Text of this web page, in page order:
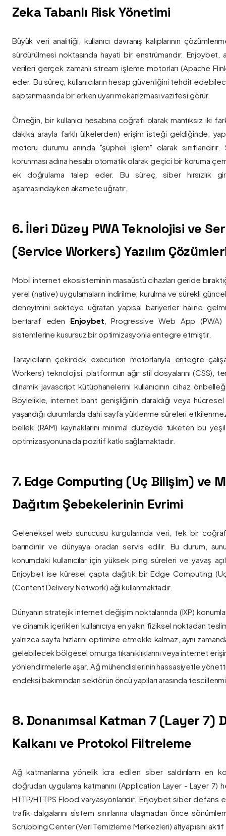
Zeka Tabanlı Risk Yönetimi
Büyük veri analitiği, kullanıcı davranış kalıplarının
sürdürülmesi noktasında hayati bir enstrümandır. Enjoybet,
verileri gerçek zamanlı stream işleme motorları (Apache Flink
eder. Bu süreç, kullanıcıların hesap güvenliğini tehdit
saptanmasında bir erken uyarı mekanizması vazifesi görür.
Örneğin, bir kullanıcı hesabına coğrafi olarak mantıksız iki
dakika arayla farklı ülkelerden) erişim isteği geldiğinde,
motoru durumu anında "şüpheli işlem" olarak sınıflandırır.
korunması adına hesabı otomatik olarak geçici bir koruma
ek doğrulama talep eder. Bu süreç, siber hırsızlık
aşamasındayken akamete uğratır.
6. İleri Düzey PWA Teknolojisi ve
(Service Workers) Yazılım
Mobil internet ekosisteminin masaüstü cihazları geride
yerel (native) uygulamaların indirilme, kurulma ve sürekli
deneyimini sekteye uğratan yapısal bariyerler haline
bertaraf eden Enjoybet , Progressive Web App (PWA)
sistemlerine kusursuz bir optimizasyonla entegre etmiştir.
Tarayıcıların çekirdek execution motorlarıyla entegre
Workers) teknolojisi, platformun ağır stil dosyalarını (CSS),
dinamik javascript kütüphanelerini kullanıcının cihaz
Böylelikle, internet bant genişliğinin daraldığı veya
yaşandığı durumlarda dahi sayfa yüklenme süreleri
bellek (RAM) kaynaklarını minimal düzeyde tüketen bu yeşil
optimizasyonuna da pozitif katkı sağlamaktadır.
7. Edge Computing (Uç Bilişim) ve
Dağıtım Şebekelerinin Evrimi
Geleneksel web sunucusu kurgularında veri, tek bir
barındırılır ve dünyaya oradan servis edilir. Bu durum,
konumdaki kullanıcılar için yüksek ping süreleri ve yavaş
Enjoybet ise küresel çapta dağıtık bir Edge Computing
(Content Delivery Network) ağı kullanmaktadır.
Dünyanın stratejik internet değişim noktalarında (IXP)
ve dinamik içerikleri kullanıcıya en yakın fiziksel noktadan
yalnızca sayfa hızlarını optimize etmekle kalmaz, aynı
gelebilecek bölgesel omurga tıkanıklıklarını veya internet
yönlendirmelerle aşar. Ağ mühendislerinin hassasiyetle
endeksi bakımından sektörün öncü yapıları arasında
8. Donanımsal Katman 7 (Layer 7)
Kalkanı ve Protokol Filtreleme
Ağ katmanlarına yönelik icra edilen siber saldırıların en
doğrudan uygulama katmanını (Application Layer - Layer 7)
HTTP/HTTPS Flood varyasyonlarıdır. Enjoybet siber
trafik dalgalarını sistem sınırlarına ulaşmadan önce
Scrubbing Center (Veri Temizleme Merkezleri) altyapısını